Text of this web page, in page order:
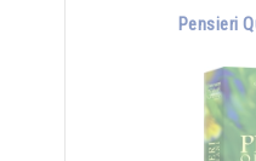
Pensieri